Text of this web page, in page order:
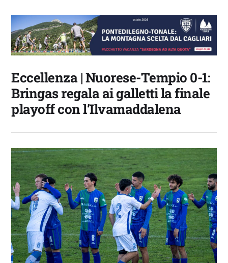
Eccellenza | Nuorese-Tempio 0-1:
Bringas regala ai galletti la finale
playoff con l’Ilvamaddalena